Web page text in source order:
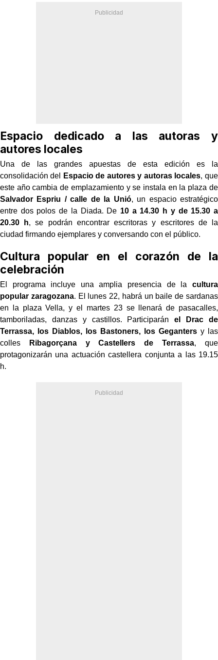
Espacio dedicado a las autoras y
autores locales
Una de las grandes apuestas de esta edición es la
consolidación del
Espacio de autores y autoras locales, que
este año cambia de emplazamiento y se instala en la plaza de
Salvador Espriu / calle de la Unió, un espacio estratégico
entre dos polos de la Diada. De 10 a 14.30 h y de 15.30 a
20.30 h, se podrán encontrar escritoras y escritores de la
ciudad firmando ejemplares y conversando con el público.
Cultura popular en el corazón de la
celebración
El programa incluye una amplia presencia de la cultura
popular zaragozana. El lunes 22, habrá un baile de sardanas
en la plaza Vella, y el martes 23 se llenará de pasacalles,
tamboriladas, danzas y castillos. Participaránel Drac de
Terrassa, los Diablos, los Bastoners, los Gegantersy las
colles
Ribagorçana y Castellers de Terrassa, que
protagonizarán una actuación castellera conjunta a las 19.15
h.